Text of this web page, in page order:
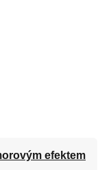
efektem